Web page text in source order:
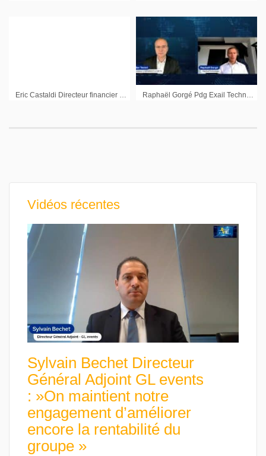
Vidéos récentes
Sylvain Bechet Directeur
Général Adjoint GL events
: »On maintient notre
engagement d’améliorer
encore la rentabilité du
groupe »